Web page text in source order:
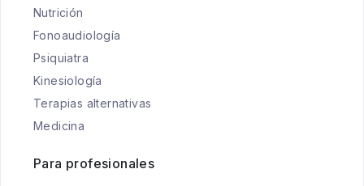
Nutrición
Fonoaudiología
Psiquiatra
Kinesiología
Terapias alternativas
Medicina
Para profesionales